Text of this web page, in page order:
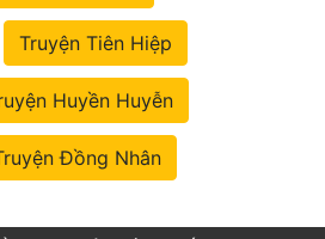
Truyện Tiên Hiệp
Huyền Huyễn
Đồng Nhân